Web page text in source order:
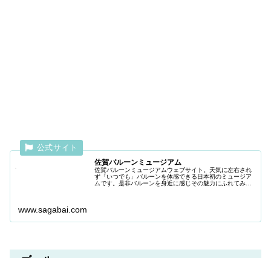
佐賀バルーンミュージアム
佐賀バルーンミュージアムウェブサイト。天気に左右され
ず「いつでも」バルーンを体感できる日本初のミュージア
ムです。是非バルーンを身近に感じその魅力にふれてみて
www.sagabai.com